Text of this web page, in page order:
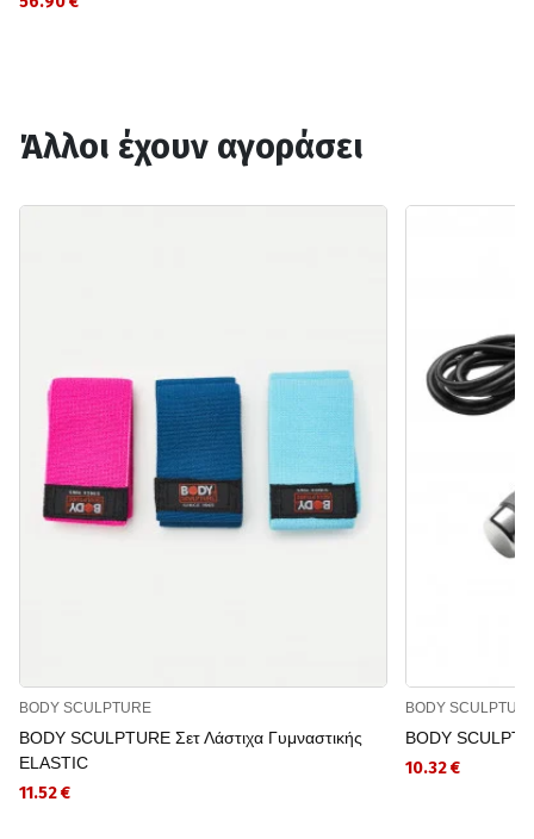
Άλλοι έχουν αγοράσει
BODY SCULPTURE
BODY SCULPTURE Σετ Λάστιχα Γυμναστικής
ELASTIC
11.52 €
BODY
BODY
10.32 €